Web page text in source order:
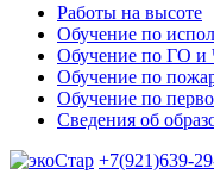
Работы на высоте
Обучение по
Обучение по ГО и
Обучение по
Обучение по
Сведения об
+7(921)639-